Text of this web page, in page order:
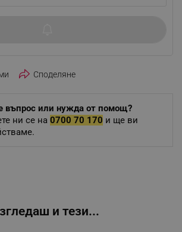
Споделяне
въпрос или нужда от помощ?
ни се на 0700 70 170 и ще ви
и тези...